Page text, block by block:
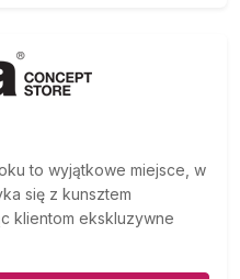
to wyjątkowe miejsce, w
się z kunsztem
klientom ekskluzywne